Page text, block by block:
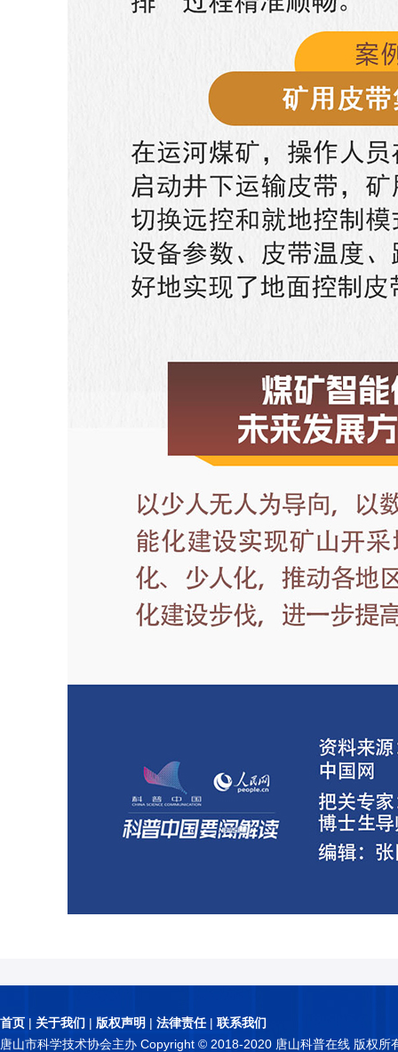
首页 | 关于我们 | 版权声明 | 法律责任| 联系我们
唐山市科学技术协会主办 Copyright © 2018-2020 唐山科普在线 版权所